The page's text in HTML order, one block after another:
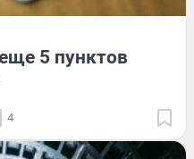
5 пунктов
4